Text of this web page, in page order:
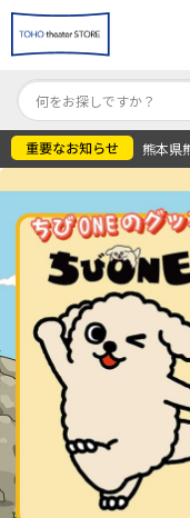
熊本県